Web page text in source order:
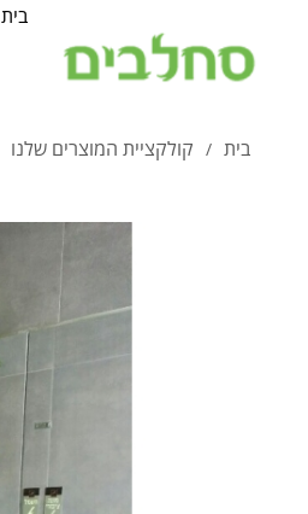
בית
בית / קולקציית המוצרים שלנו